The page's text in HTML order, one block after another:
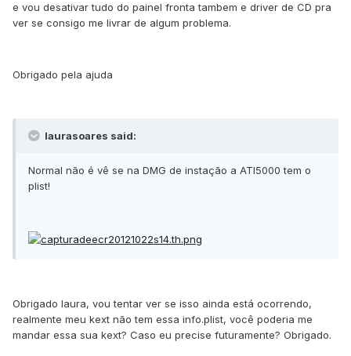
e vou desativar tudo do painel fronta tambem e driver de CD pra
ver se consigo me livrar de algum problema.
Obrigado pela ajuda
laurasoares said:
Normal não é vê se na DMG de instação a ATI5000 tem o
plist!
Obrigado laura, vou tentar ver se isso ainda está ocorrendo,
realmente meu kext não tem essa info.plist, você poderia me
mandar essa sua kext? Caso eu precise futuramente? Obrigado.